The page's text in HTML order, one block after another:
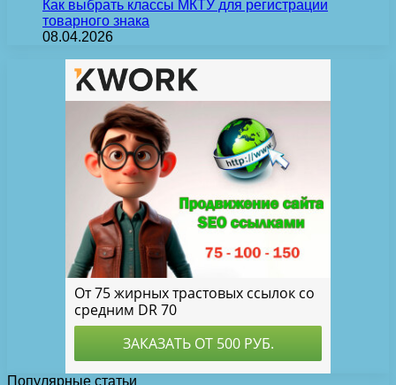
Как выбрать классы МКТУ для регистрации
товарного знака
08.04.2026
Популярные статьи